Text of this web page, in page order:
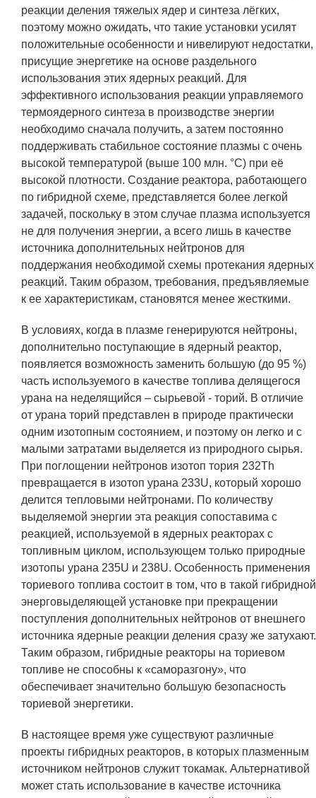
Испытательный центр ВЭИ
СОЦИАЛЬНАЯ ОТВЕТСТВЕННОСТЬ
Охрана окружающей среды
Программы по оздоровлению
Обеспечение жильем
Социальная поддержка
Спорт и отдых
Санаторий-профилакторий
Высокая социальная эффективность
ВНИИТФ
Территория здоровья
ПРЕСС-ЦЕНТР
Новости ВНИИТФ
Новости отрасли
Книги
ПОСТАВЩИКАМ
Новости
Закупки
Документы
Контроль и арбитраж
Обучение
Контакты
ПОСЕЩЕНИЕ ЗАТО
ВЫСТАВКИ
реакции деления тяжелых ядер и синтеза лёгких,
поэтому можно ожидать, что такие установки усилят
положительные особенности и нивелируют недостатки,
присущие энергетике на основе раздельного
использования этих ядерных реакций. Для
эффективного использования реакции управляемого
термоядерного синтеза в производстве энергии
необходимо сначала получить, а затем постоянно
поддерживать стабильное состояние плазмы с очень
высокой температурой (выше 100 млн. °С) при её
высокой плотности. Создание реактора, работающего
по гибридной схеме, представляется более легкой
задачей, поскольку в этом случае плазма используется
не для получения энергии, а всего лишь в качестве
источника дополнительных нейтронов для
поддержания необходимой схемы протекания ядерных
реакций. Таким образом, требования, предъявляемые
к ее характеристикам, становятся менее жесткими.
В условиях, когда в плазме генерируются нейтроны,
дополнительно поступающие в ядерный реактор,
появляется возможность заменить большую (до 95 %)
часть используемого в качестве топлива делящегося
урана на неделящийся – сырьевой - торий. В отличие
от урана торий представлен в природе практически
одним изотопным состоянием, и поэтому он легко и с
малыми затратами выделяется из природного сырья.
При поглощении нейтронов изотоп тория 232Th
превращается в изотоп урана 233U, который хорошо
делится тепловыми нейтронами. По количеству
выделяемой энергии эта реакция сопоставима с
реакцией, используемой в ядерных реакторах с
топливным циклом, использующем только природные
изотопы урана 235U и 238U. Особенность применения
ториевого топлива состоит в том, что в такой гибридной
энерговыделяющей установке при прекращении
поступления дополнительных нейтронов от внешнего
источника ядерные реакции деления сразу же затухают.
Таким образом, гибридные реакторы на ториевом
топливе не способны к «саморазгону», что
обеспечивает значительно большую безопасность
ториевой энергетики.
В настоящее время уже существуют различные
проекты гибридных реакторов, в которых плазменным
источником нейтронов служит токамак. Альтернативой
может стать использование в качестве источника